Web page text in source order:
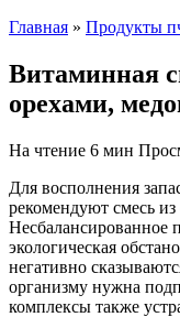
Главная » Продукты
Витаминная
орехами,
На чтение 6 мин
Для восполнения
рекомендуют смесь
Несбалансированное
экологическая
негативно
организму нужна
комплексы также